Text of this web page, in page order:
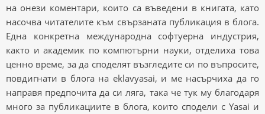
на онези коментари, които са въведени в книгата, като
насочва читателите към свързаната публикация в блога.
Една конкретна международна софтуерна индустрия,
както и академик по компютърни науки, отделиха това
ценно време, за да споделят възгледите си по въпросите,
повдигнати в блога на eklavyasai, и ме насърчиха да го
направя предпочита да си ляга, така че тук му благодаря
много за публикациите в блога, които сподели с Yasai и